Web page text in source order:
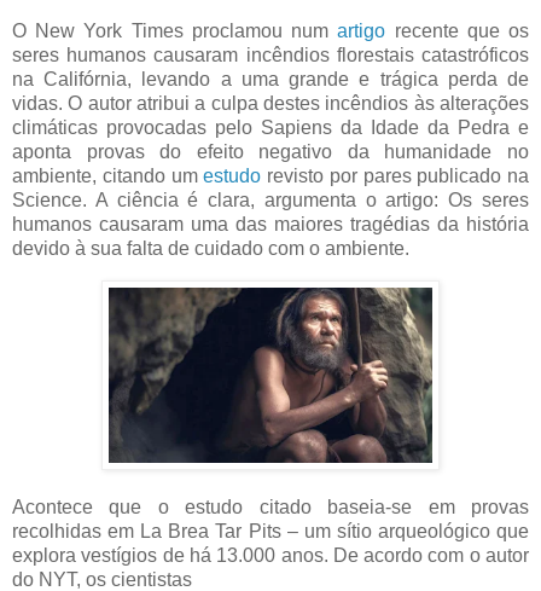
O New York Times proclamou numartigo recente que os
seres humanos causaram incêndios florestais catastróficos
na Califórnia, levando a uma grande e trágica perda de
vidas. O autor atribui a culpa destes incêndios às alterações
climáticas provocadas pelo Sapiens da Idade da Pedra e
aponta provas do efeito negativo da humanidade no
ambiente, citando umestudo revisto por pares publicado na
Science. A ciência é clara, argumenta o artigo: Os seres
humanos causaram uma das maiores tragédias da história
devido à sua falta de cuidado com o ambiente.
Acontece que o estudo citado baseia-se em provas
recolhidas em La Brea Tar Pits – um sítio arqueológico que
explora vestígios de há 13.000 anos. De acordo com o autor
do NYT, os cientistas